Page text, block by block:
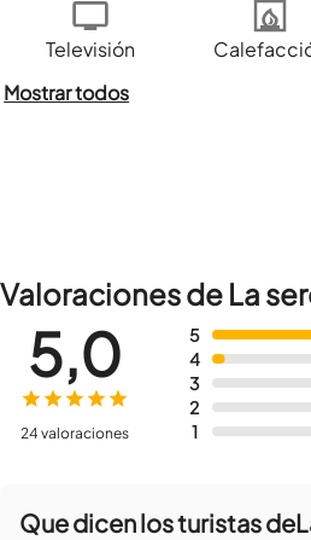
Televisión
Mostrar todos
Valoraciones de La
5
4
3
2
1
5,0
24 valoraciones
Que dicen los turistas de